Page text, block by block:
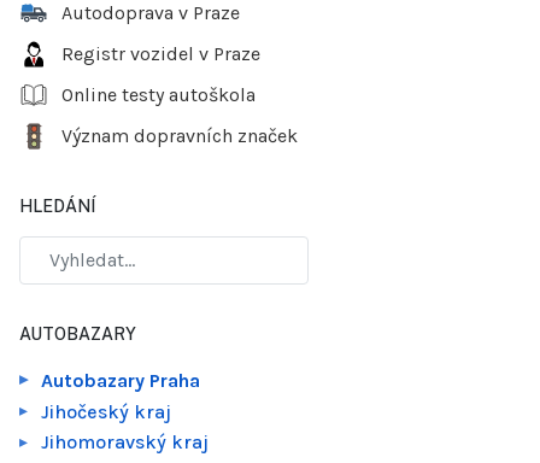
Autodoprava v Praze
Registr vozidel v Praze
Online testy autoškola
Význam dopravních značek
HLEDÁNÍ
AUTOBAZARY
Autobazary Praha
Jihočeský kraj
Jihomoravský kraj